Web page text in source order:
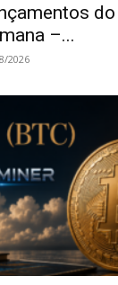
–...
2026